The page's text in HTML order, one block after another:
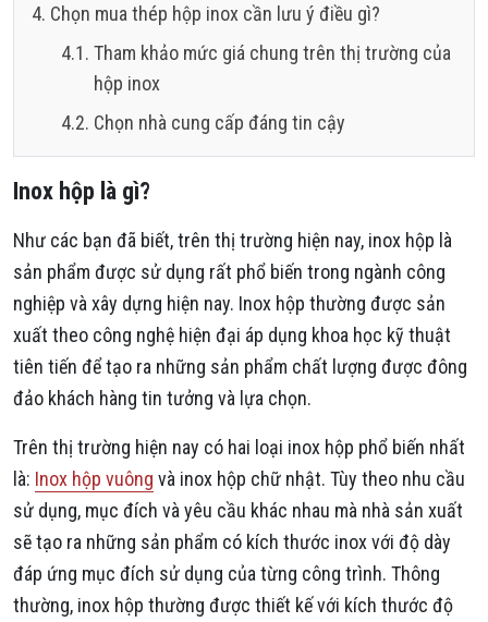
Chọn mua thép hộp inox cần lưu ý điều gì?
Tham khảo mức giá chung trên thị trường của
hộp inox
Chọn nhà cung cấp đáng tin cậy
Inox hộp là gì?
Như các bạn đã biết, trên thị trường hiện nay, inox hộp là
sản phẩm được sử dụng rất phổ biến trong ngành công
nghiệp và xây dựng hiện nay. Inox hộp thường được sản
xuất theo công nghệ hiện đại áp dụng khoa học kỹ thuật
tiên tiến để tạo ra những sản phẩm chất lượng được đông
đảo khách hàng tin tưởng và lựa chọn.
Trên thị trường hiện nay có hai loại inox hộp phổ biến nhất
là: Inox hộp vuông và inox hộp chữ nhật. Tùy theo nhu cầu
sử dụng, mục đích và yêu cầu khác nhau mà nhà sản xuất
sẽ tạo ra những sản phẩm có kích thước inox với độ dày
đáp ứng mục đích sử dụng của từng công trình. Thông
thường, inox hộp thường được thiết kế với kích thước độ